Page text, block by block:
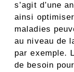
s’agit d’une
ainsi
maladies
au niveau de
par exemple.
de besoin